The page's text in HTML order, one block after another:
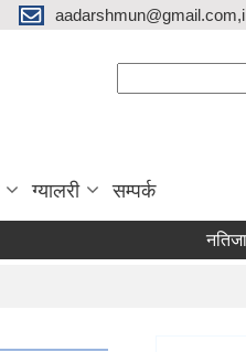
ग्यालरी सम्पर्क
नतिजा